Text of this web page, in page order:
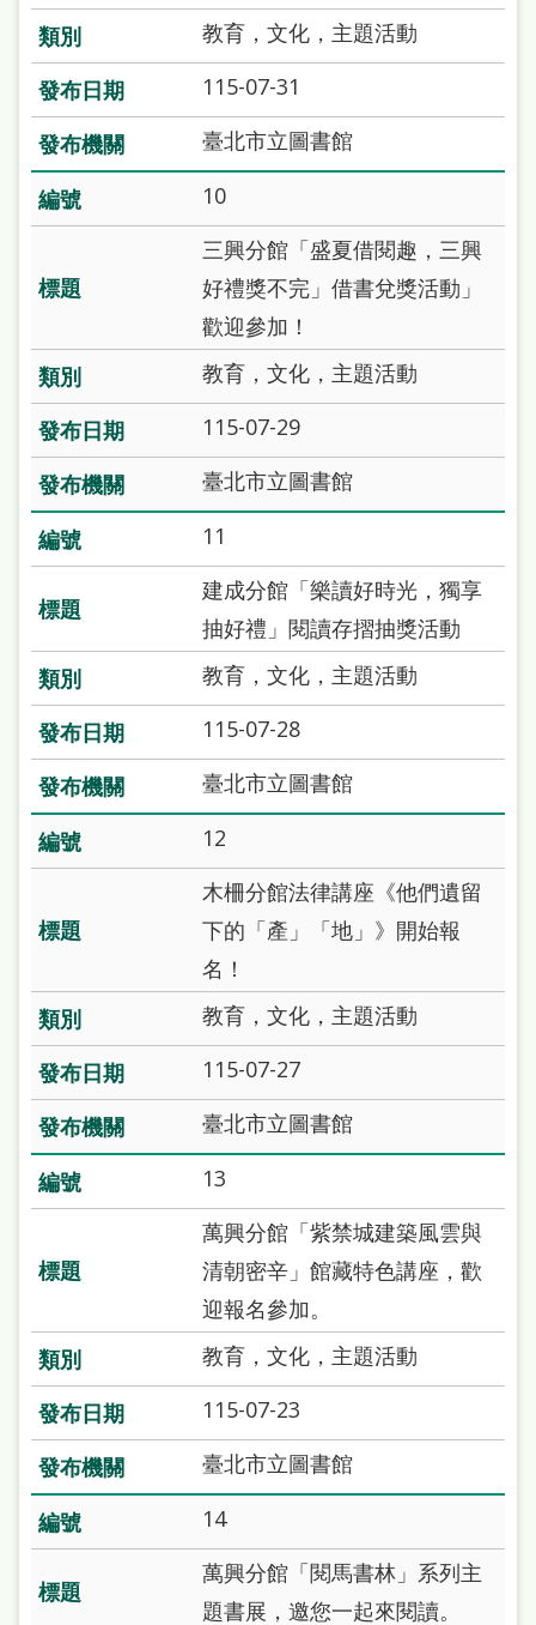
教育，文化，主題活動
115-07-31
臺北市立圖書館
10
三興分館「盛夏借閱趣，三興
好禮獎不完」借書兌獎活動」
歡迎參加！
教育，文化，主題活動
115-07-29
臺北市立圖書館
11
建成分館「樂讀好時光，獨享
抽好禮」閱讀存摺抽獎活動
教育，文化，主題活動
115-07-28
臺北市立圖書館
12
木柵分館法律講座《他們遺留
下的「產」「地」》開始報
名！
教育，文化，主題活動
115-07-27
臺北市立圖書館
13
萬興分館「紫禁城建築風雲與
清朝密辛」館藏特色講座，歡
迎報名參加。
教育，文化，主題活動
115-07-23
臺北市立圖書館
14
萬興分館「閱馬書林」系列主
題書展，邀您一起來閱讀。